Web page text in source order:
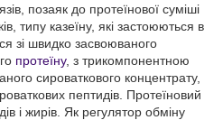
позаяк до протеїнової суміші
типу казеїну, які застоюються в
зі швидко засвоюваного
протеїну, з трикомпонентною
сироваткового концентрату,
пептидів. Протеїновий
і жирів. Як регулятор обміну